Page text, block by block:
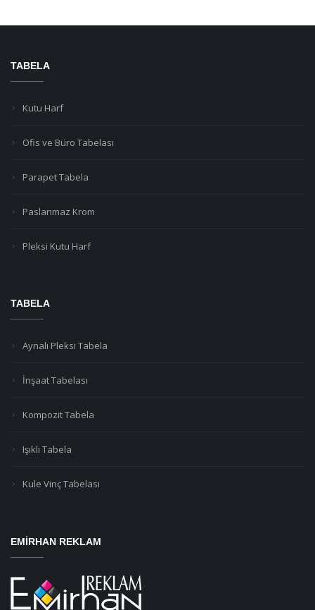
TABELA
Kutu Harf
Ofis ve Büro Tabelası
Parapet Tabela
Paslanmaz Krom
Pleksi Kutu Harf
TABELA
Aynalı Pleksi Tabela
İnşaat Tabelası
Kompozit Tabela
Işıklı Tabela
Kule Vinç Tabelası
EMIRHAN REKLAM